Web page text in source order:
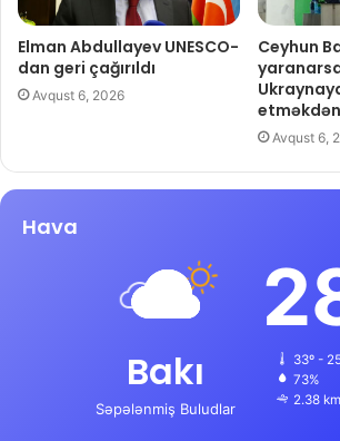
Elman Abdullayev UNESCO-
dan geri çağırıldı
Avqust 6, 2026
Ceyhun
Avqust 6,
Hava
Bakı
Səpələnmiş Buludlar
33º -
73%
2.38